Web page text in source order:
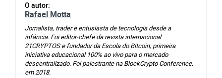
O autor:
Rafael Motta
Jornalista, trader e entusiasta de tecnologia desde a
infância. Foi editor-chefe da revista internacional
21CRYPTOS e fundador da Escola do Bitcoin, primeira
iniciativa educacional 100% ao vivo para o mercado
descentralizado. Foi palestrante na BlockCrypto Conference,
em 2018.